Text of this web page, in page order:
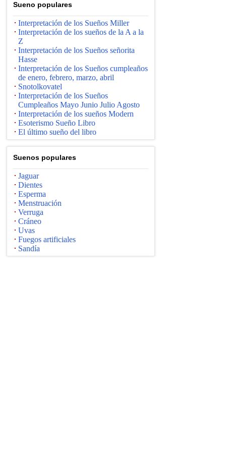
Suenо populares
Interpretación de los Sueños Miller
Interpretación de los sueños de la A a la
Z
Interpretación de los Sueños señorita
Hasse
Interpretación de los Sueños cumpleaños
de enero, febrero, marzo, abril
Snotolkovatel
Interpretación de los Sueños
Cumpleaños Mayo Junio ​​Julio Agosto
Interpretación de los sueños Modern
Esoterismo Sueño Libro
El último sueño del libro
Suenos populares
Jaguar
Dientes
Esperma
Menstruación
Verruga
Cráneo
Uvas
Fuegos artificiales
Sandía